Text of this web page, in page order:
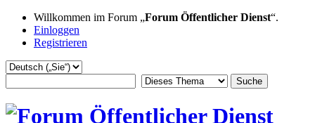
Willkommen im Forum „Forum Öffentlicher Dienst“.
Einloggen
Registrieren